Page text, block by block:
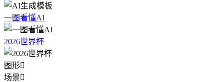
一图看懂AI
2026世界杯
图形
场景